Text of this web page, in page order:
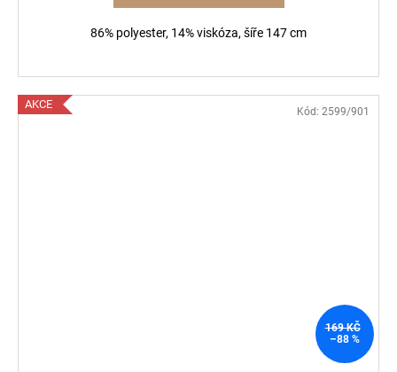
86% polyester, 14% viskóza, šíře 147 cm
AKCE
169 KČ
–88 %
Kód: 2599/901